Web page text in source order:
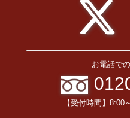
お電話で
【受付時間】8:00